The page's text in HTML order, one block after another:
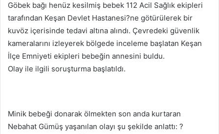
Göbek bağı henüz kesilmiş bebek 112 Acil Sağlık ekipleri
tarafından Keşan Devlet Hastanesi?ne götürülerek bir
kuvöz içerisinde tedavi altına alındı. Çevredeki güvenlik
kameralarını izleyerek bölgede inceleme başlatan Keşan
İlçe Emniyeti ekipleri bebeğin annesini buldu.
Olay ile ilgili soruşturma başlatıldı.
Minik bebeği donarak ölmekten son anda kurtaran
Nebahat Gümüş yaşanılan olayı şu şekilde anlattı: ?